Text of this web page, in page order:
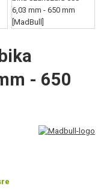
- 650